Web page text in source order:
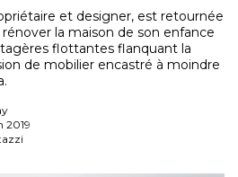
et designer, est retournée
la maison de son enfance
flottantes flanquant la
de mobilier encastré à moindre
2019